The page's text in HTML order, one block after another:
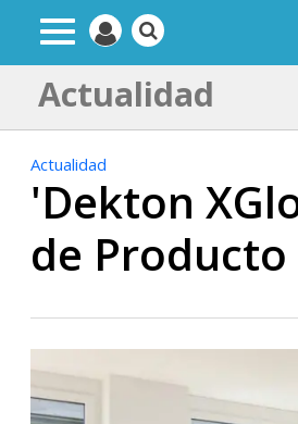
Actualidad
Actualidad
'Dekton
de Producto